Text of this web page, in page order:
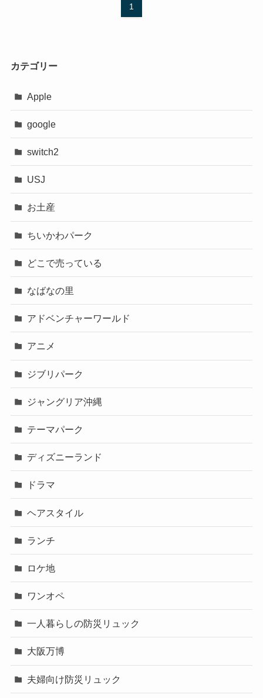
1
カテゴリー
Apple
google
switch2
USJ
お土産
ちいかわパーク
どこで売っている
なばなの里
アドベンチャーワールド
アニメ
ジブリパーク
ジャングリア沖縄
テーマパーク
ディズニーランド
ドラマ
ヘアスタイル
ランチ
ロケ地
ワンオペ
一人暮らしの防災リュック
大阪万博
夫婦向け防災リュック